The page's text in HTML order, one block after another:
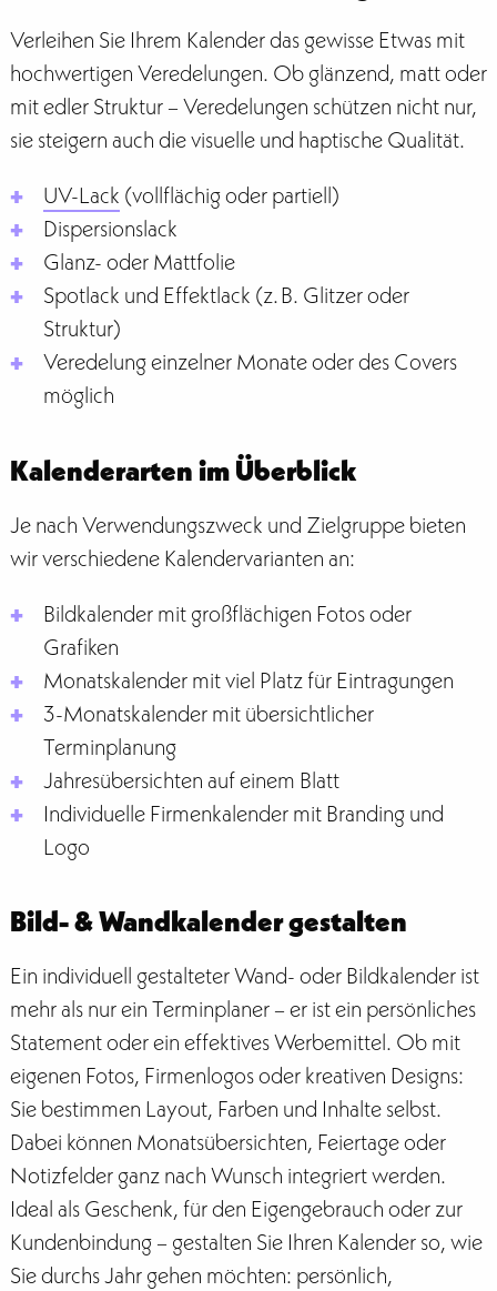
Verleihen Sie Ihrem Kalender das gewisse Etwas mit
hochwertigen Veredelungen. Ob glänzend, matt oder
mit edler Struktur – Veredelungen schützen nicht nur,
sie steigern auch die visuelle und haptische Qualität.
UV-Lack (vollflächig oder partiell)
Dispersionslack
Glanz- oder Mattfolie
Spotlack und Effektlack (z. B. Glitzer oder
Struktur)
Veredelung einzelner Monate oder des Covers
möglich
Kalenderarten im Überblick
Je nach Verwendungszweck und Zielgruppe bieten
wir verschiedene Kalendervarianten an:
Bildkalender mit großflächigen Fotos oder
Grafiken
Monatskalender mit viel Platz für Eintragungen
3-Monatskalender mit übersichtlicher
Terminplanung
Jahresübersichten auf einem Blatt
Individuelle Firmenkalender mit Branding und
Logo
Bild- & Wandkalender gestalten
Ein individuell gestalteter Wand- oder Bildkalender ist
mehr als nur ein Terminplaner – er ist ein persönliches
Statement oder ein effektives Werbemittel. Ob mit
eigenen Fotos, Firmenlogos oder kreativen Designs:
Sie bestimmen Layout, Farben und Inhalte selbst.
Dabei können Monatsübersichten, Feiertage oder
Notizfelder ganz nach Wunsch integriert werden.
Ideal als Geschenk, für den Eigengebrauch oder zur
Kundenbindung – gestalten Sie Ihren Kalender so, wie
Sie durchs Jahr gehen möchten: persönlich,